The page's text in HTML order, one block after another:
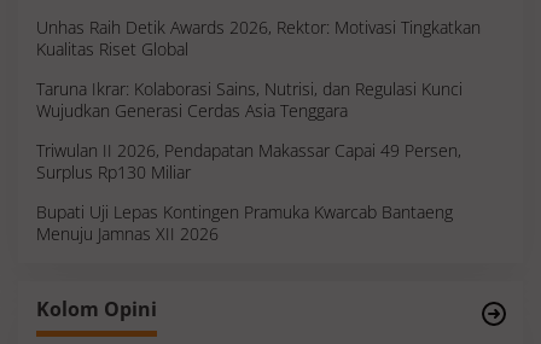
Unhas Raih Detik Awards 2026, Rektor: Motivasi Tingkatkan
Kualitas Riset Global
Taruna Ikrar: Kolaborasi Sains, Nutrisi, dan Regulasi Kunci
Wujudkan Generasi Cerdas Asia Tenggara
Triwulan II 2026, Pendapatan Makassar Capai 49 Persen,
Surplus Rp130 Miliar
Bupati Uji Lepas Kontingen Pramuka Kwarcab Bantaeng
Menuju Jamnas XII 2026
Kolom Opini
Membaca Realitas